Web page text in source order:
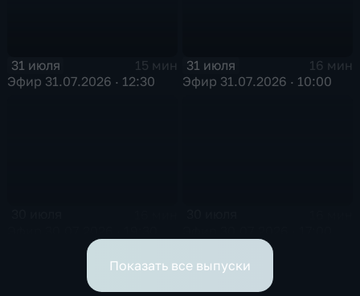
31 июля
15 мин
Эфир 31.07.2026 · 12:30
31 июля
16 мин
Эфир 31.07.2026 · 10:00
Показать все выпуски